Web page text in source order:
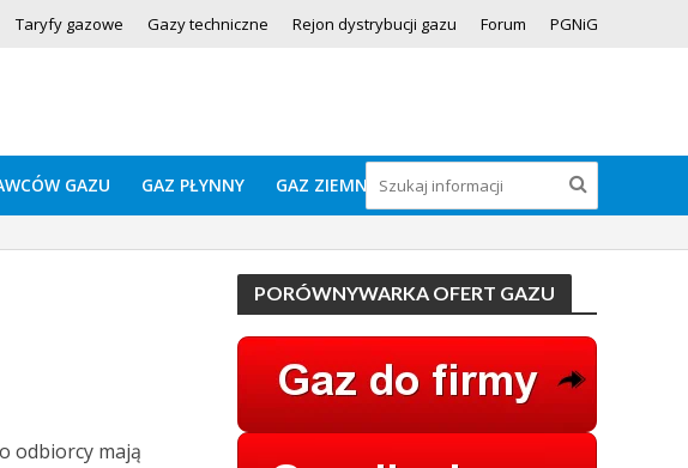
Taryfy gazowe Gazy techniczne Rejon dystrybucji gazu Forum PGNiG
GAZU GAZ PŁYNNY GAZ ZIEMNY
odbiorcy mają
PORÓWNYWARKA OFERT GAZU